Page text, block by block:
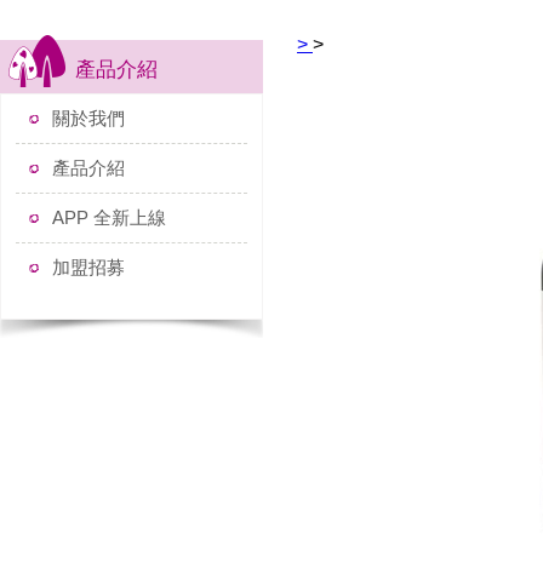
產品介紹
關於我們
產品介紹
APP 全新上線
加盟招募
> >